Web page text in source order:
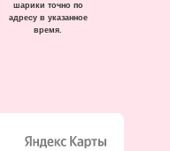
шарики точно по
адресу в указанное
время.